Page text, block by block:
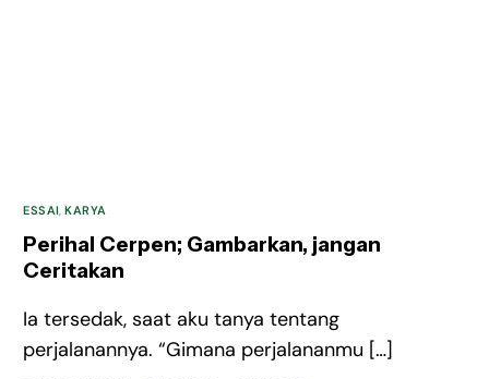
ESSAI ,KARYA
Perihal Cerpen; Gambarkan, jangan
Ceritakan
Ia tersedak, saat aku tanya tentang
perjalanannya. “Gimana perjalananmu […]